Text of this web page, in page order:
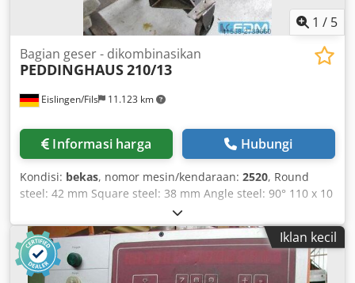
1 / 5
Eislingen/Fils 11.123 km
Bagian geser - dikombinasikan
PEDDINGHAUS210/13
Informasi harga Hubungi
Kondisi: bekas, nomor mesin/kendaraan: 2520, Round
steel: 42 mm Square steel: 38 mm Angle steel: 90° 110 x 10
mm Flat steel: 150 x 16 mm Blade length: 250 mm
Chsdpfxscxxrps Alrja Notching depth up to: 12 mm
Notching device (L and T steel): 80 x 10 mm Punching unit:
Pressing force: 50 t Stroke: 27 mm Punching unit: Capacity
(diameter x thickness): 25 x 16 mm / 20 x 19 mm Machine
Iklan kecil